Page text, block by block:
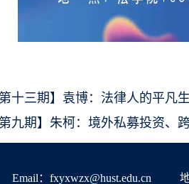
第十三期】袁博：法律人的平凡
第九期】朱柯：境外私募投资
Email：fxyxwzx@hust.edu.cn